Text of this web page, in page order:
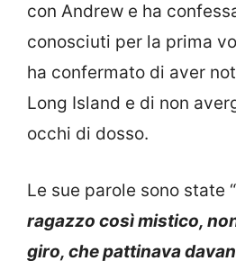
con Andrew e ha
conosciuti per la prima
ha confermato di aver
Long Island e di non
occhi di dosso.
Le sue parole sono state “
ragazzo così mistico,
giro, che pattinava